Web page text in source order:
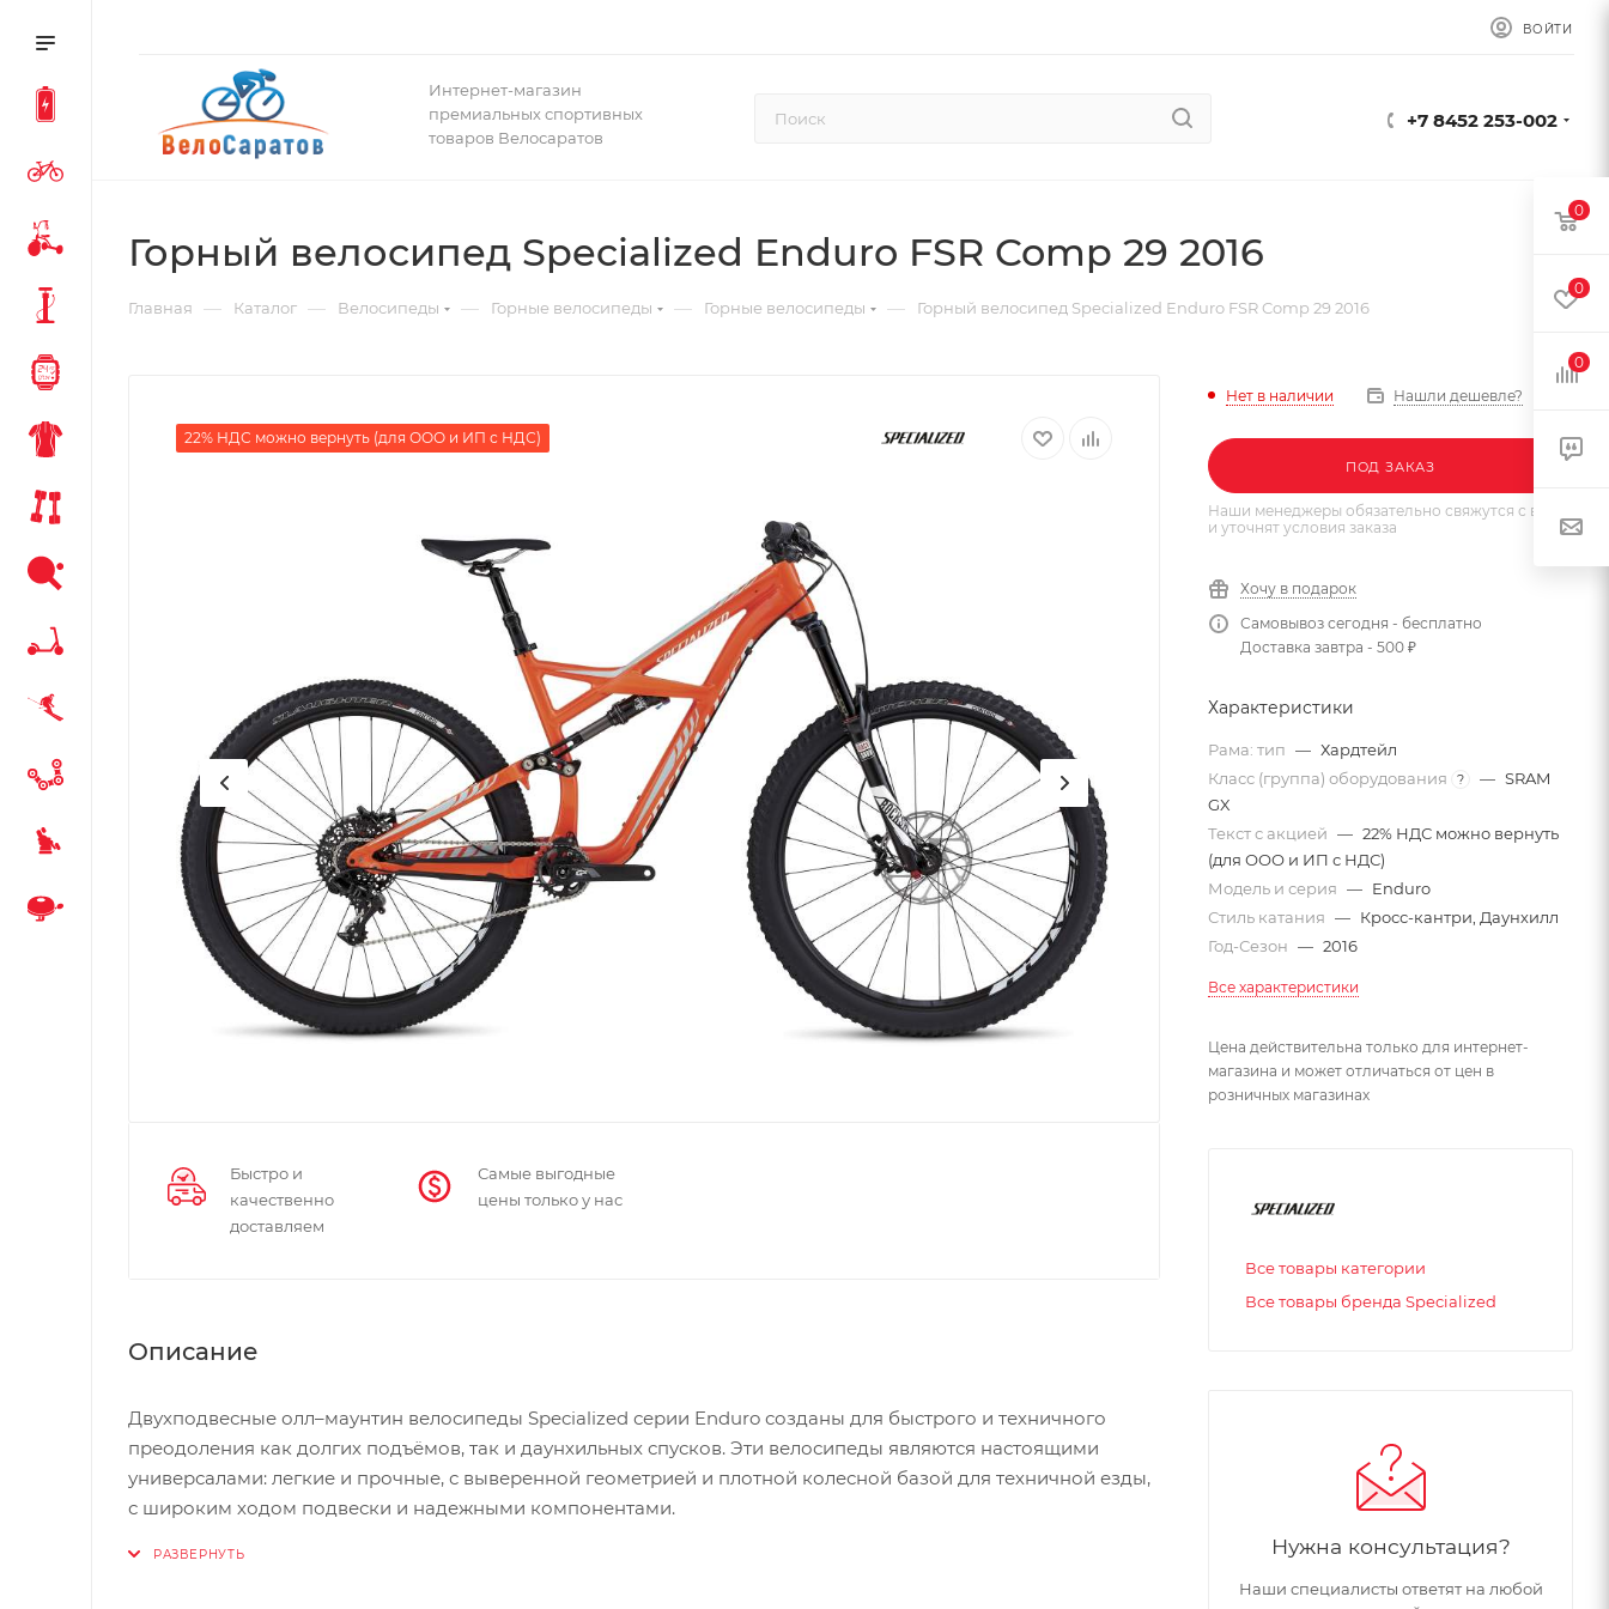
ВОЙТИ
Интернет-магазин
премиальных спортивных
товаров Велосаратов
+7 8452 253-002
Горный велосипед Specialized Enduro FSR Comp 29 2016
Главная — Каталог — Велосипеды — Горные велосипеды — Горные велосипеды — Горный велосипед Specialized Enduro FSR Comp 29 2016
22% НДС можно вернуть (для ООО и ИП с НДС)
Быстро и
качественно
доставляем
Самые выгодные
цены только у нас
Описание
Двухподвесные олл–маунтин велосипеды Specialized серии Enduro созданы для быстрого и техничного
преодоления как долгих подъёмов, так и даунхильных спусков. Эти велосипеды являются настоящими
универсалами: легкие и прочные, с выверенной геометрией и плотной колесной базой для техничной езды,
с широким ходом подвески и надежными компонентами.
Нет в наличии Нашли дешевле?
ПОД ЗАКАЗ
Наши менеджеры обязательно свяжутся с вами
и уточнят условия заказа
Хочу в подарок
Самовывоз сегодня - бесплатно
Доставка завтра - 500 ₽
Характеристики
Рама: тип — Хардтейл
Класс (группа) оборудования
? — SRAM
GX
Текст с акцией — 22% НДС можно вернуть
(для ООО и ИП с НДС)
Модель и серия — Enduro
Стиль катания — Кросс-кантри, Даунхилл
Год-Сезон — 2016
Все характеристики
Цена действительна только для интернет-
магазина и может отличаться от цен в
розничных магазинах
Все товары категории
Все товары бренда Specialized
Нужна консультация?
Наши специалисты ответят на любой
0
0
0